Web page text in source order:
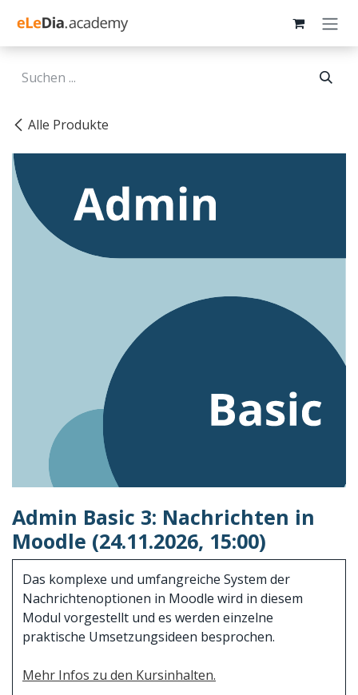
Alle Produkte
Admin Basic 3: Nachrichten in
Moodle (24.11.2026, 15:00)
Das komplexe und umfangreiche System der
Nachrichtenoptionen in Moodle wird in diesem
Modul vorgestellt und es werden einzelne
praktische Umsetzungsideen besprochen.
Mehr Infos zu den Kursinhalten.